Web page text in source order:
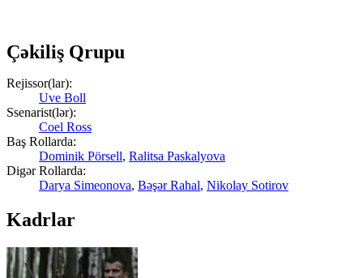
Çəkiliş Qrupu
Rejissor(lar):
Uve Boll
Ssenarist(lər):
Coel Ross
Baş Rollarda:
Dominik Pörsell, Ralitsa Paskalyova
Digər Rollarda:
Darya Simeonova, Bəşər Rahal, Nikolay Sotirov
Kadrlar